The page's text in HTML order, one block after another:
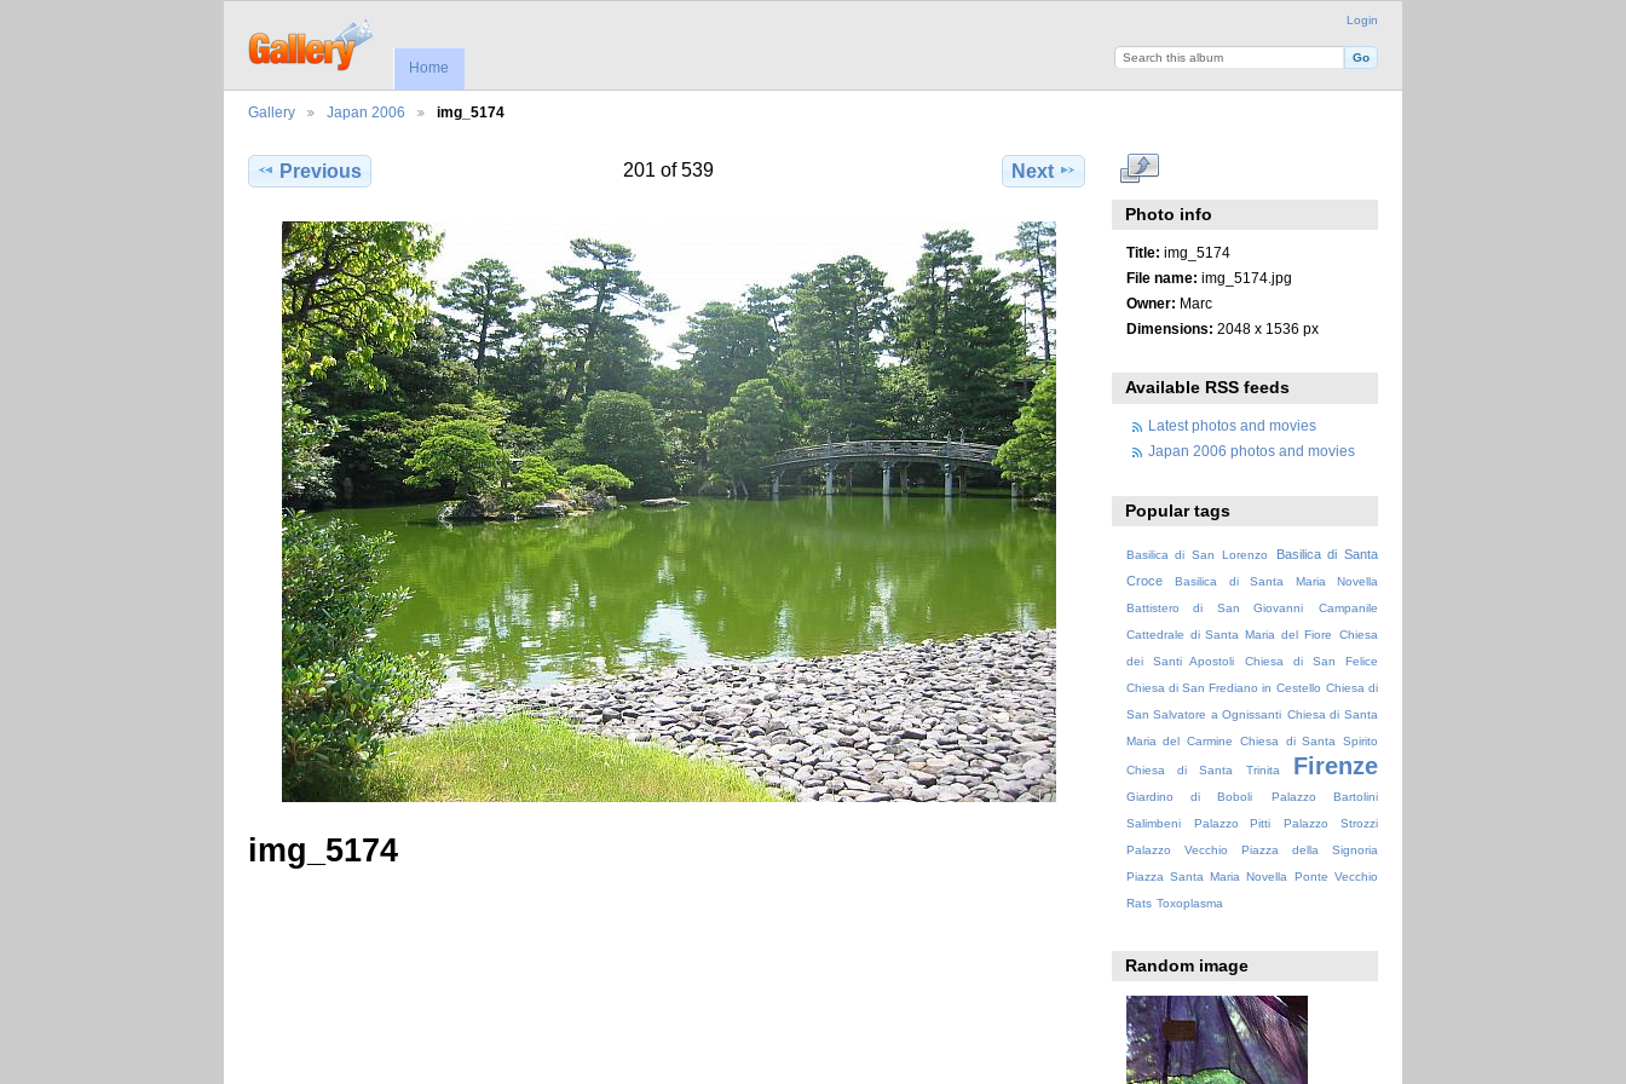
Login
Home
Gallery Japan 2006 img_5174
Previous 201 of 539 Next
img_5174
Photo info
Title: img_5174
File name: img_5174.jpg
Owner: Marc
Dimensions: 2048 x 1536 px
Available RSS feeds
Latest photos and movies
Japan 2006 photos and movies
Popular tags
Basilica di San Lorenzo
Basilica di Santa
Croce
Basilica di Santa Maria Novella
Battistero di San Giovanni
Campanile
Cattedrale di Santa Maria del Fiore
Chiesa
dei Santi Apostoli
Chiesa di San Felice
Chiesa di San Frediano in Cestello Chiesa di
San Salvatore a Ognissanti Chiesa di Santa
Maria del Carmine
Chiesa di Santa Spirito
Chiesa di Santa Trinita Firenze
Giardino di Boboli
Palazzo Bartolini
Salimbeni
Palazzo Pitti
Palazzo Strozzi
Palazzo Vecchio
Piazza della Signoria
Piazza Santa Maria Novella
Ponte Vecchio
Rats Toxoplasma
Random image